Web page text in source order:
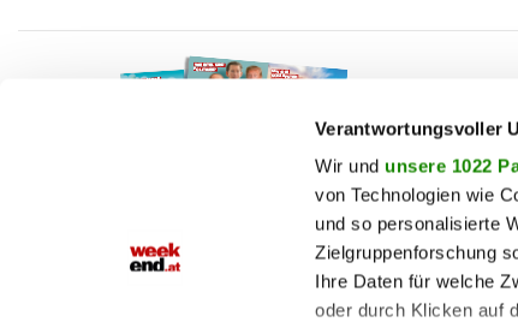
Verantwortungsvoller
Wir und unsere 1022
von Technologien wie
und so personalisierte
Zielgruppenforschung
Ihre Daten für welche
oder durch Klicken auf
Jetzt E-Paper lesen!